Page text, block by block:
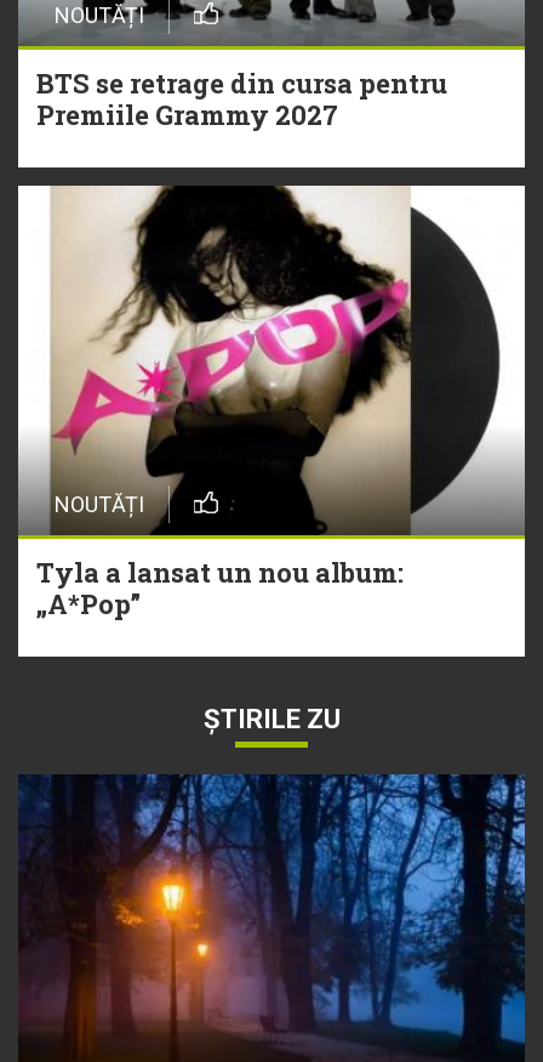
NOUTĂȚI
BTS se retrage din cursa pentru
Premiile Grammy 2027
NOUTĂȚI
Tyla a lansat un nou album:
„A*Pop”
ȘTIRILE ZU